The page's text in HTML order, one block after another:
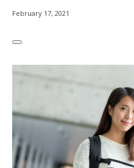
February 17, 2021